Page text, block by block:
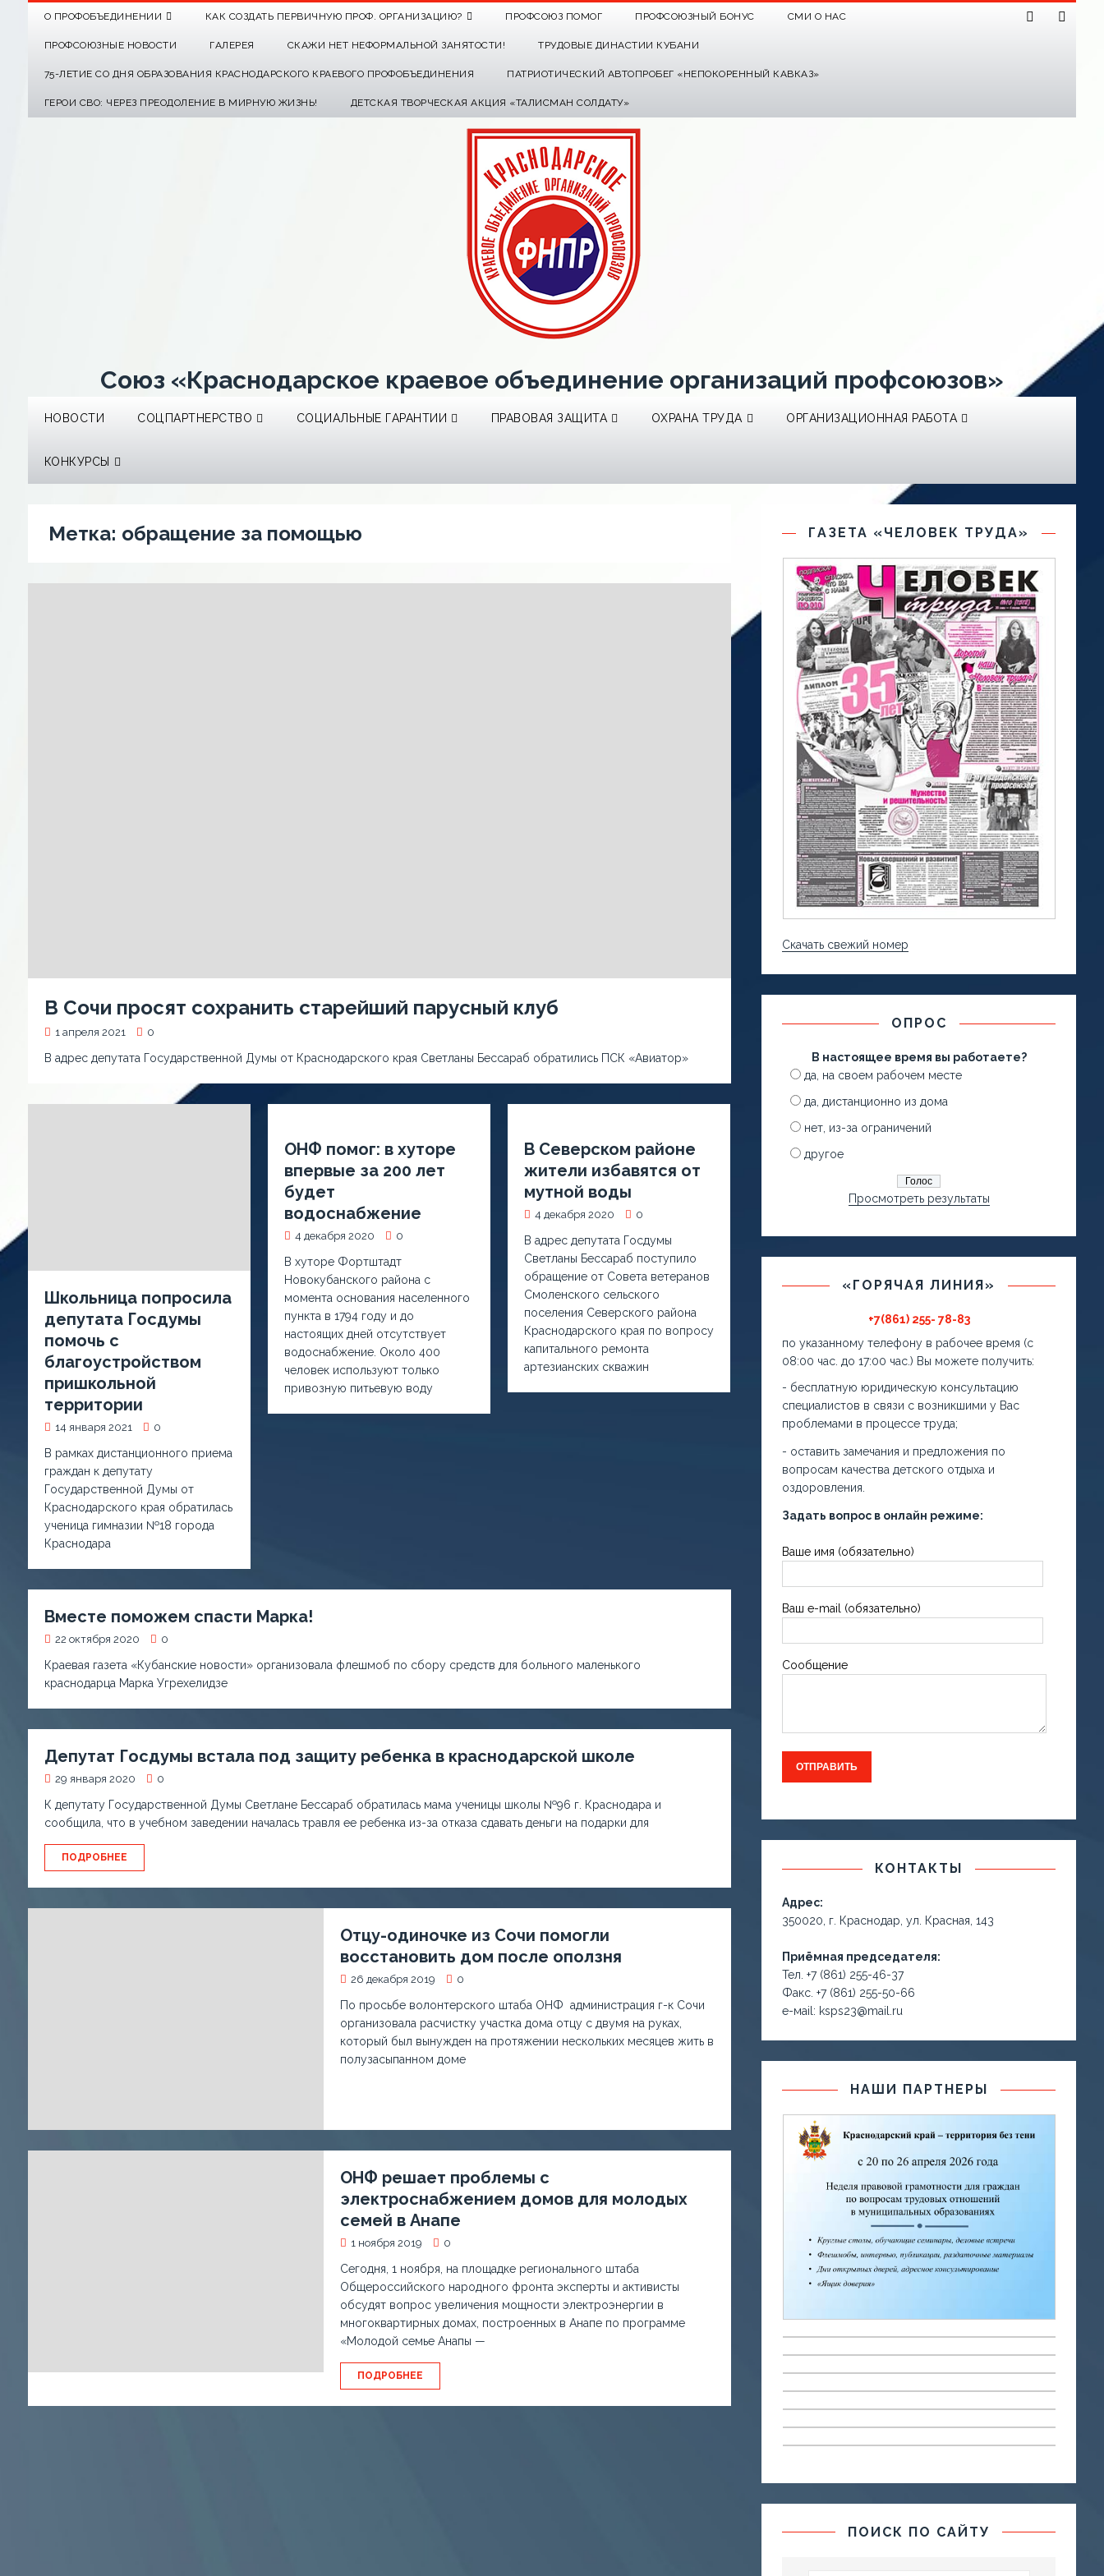
О ПРОФОБЪЕДИНЕНИИ КАК СОЗДАТЬ ПЕРВИЧНУЮ ПРОФ. ОРГАНИЗАЦИЮ? ПРОФСОЮЗ ПОМОГ ПРОФСОЮЗНЫЙ БОНУС СМИ О НАС
ПРОФСОЮЗНЫЕ НОВОСТИ ГАЛЕРЕЯ СКАЖИ НЕТ НЕФОРМАЛЬНОЙ ЗАНЯТОСТИ! ТРУДОВЫЕ ДИНАСТИИ КУБАНИ
75-ЛЕТИЕ СО ДНЯ ОБРАЗОВАНИЯ КРАСНОДАРСКОГО КРАЕВОГО ПРОФОБЪЕДИНЕНИЯ ПАТРИОТИЧЕСКИЙ АВТОПРОБЕГ «НЕПОКОРЕННЫЙ КАВКАЗ»
ГЕРОИ СВО: ЧЕРЕЗ ПРЕОДОЛЕНИЕ В МИРНУЮ ЖИЗНЬ! ДЕТСКАЯ ТВОРЧЕСКАЯ АКЦИЯ «ТАЛИСМАН СОЛДАТУ»
Союз «Краснодарское краевое объединение организаций профсоюзов»
НОВОСТИ СОЦПАРТНЕРСТВО СОЦИАЛЬНЫЕ ГАРАНТИИ ПРАВОВАЯ ЗАЩИТА ОХРАНА ТРУДА ОРГАНИЗАЦИОННАЯ РАБОТА
КОНКУРСЫ
Метка: обращение за помощью
В Сочи просят сохранить старейший парусный клуб
1 апреля 2021 0
В адрес депутата Государственной Думы от Краснодарского края Светланы Бессараб обратились ПСК «Авиатор»
Школьница попросила
депутата Госдумы
помочь с
благоустройством
пришкольной
территории
14 января 2021 0
В рамках дистанционного приема
граждан к депутату
Государственной Думы от
Краснодарского края обратилась
ученица гимназии №18 города
Краснодара
ОНФ помог: в хуторе
впервые за 200 лет
будет
водоснабжение
4 декабря 2020 0
В хуторе Фортштадт
Новокубанского района с
момента основания населенного
пункта в 1794 году и до
настоящих дней отсутствует
водоснабжение. Около 400
человек используют только
привозную питьевую воду
В Северском районе
жители избавятся от
мутной воды
4 декабря 2020 0
В адрес депутата Госдумы
Светланы Бессараб поступило
обращение от Совета ветеранов
Смоленского сельского
поселения Северского района
Краснодарского края по вопросу
капитального ремонта
артезианских скважин
Вместе поможем спасти Марка!
22 октября 2020 0
Краевая газета «Кубанские новости» организовала флешмоб по сбору средств для больного маленького
краснодарца Марка Угрехелидзе
Депутат Госдумы встала под защиту ребенка в краснодарской школе
29 января 2020 0
К депутату Государственной Думы Светлане Бессараб обратилась мама ученицы школы №96 г. Краснодара и
сообщила, что в учебном заведении началась травля ее ребенка из-за отказа сдавать деньги на подарки для
ПОДРОБНЕЕ
Отцу-одиночке из Сочи помогли
восстановить дом после оползня
26 декабря 2019 0
По просьбе волонтерского штаба ОНФ администрация г-к Сочи
организовала расчистку участка дома отцу с двумя на руках,
который был вынужден на протяжении нескольких месяцев жить в
полузасыпанном доме
ОНФ решает проблемы с
электроснабжением домов для молодых
семей в Анапе
1 ноября 2019 0
Сегодня, 1 ноября, на площадке регионального штаба
Общероссийского народного фронта эксперты и активисты
обсудят вопрос увеличения мощности электроэнергии в
многоквартирных домах, построенных в Анапе по программе
«Молодой семье Анапы —
ПОДРОБНЕЕ
ГАЗЕТА «ЧЕЛОВЕК ТРУДА»
Скачать свежий номер
ОПРОС
В настоящее время вы работаете?
да, на своем рабочем месте
да, дистанционно из дома
нет, из-за ограничений
другое
Просмотреть результаты
«ГОРЯЧАЯ ЛИНИЯ»
+7(861) 255- 78-83
по указанному телефону в рабочее время (с
08:00 час. до 17:00 час.) Вы можете получить:
- бесплатную юридическую консультацию
специалистов в связи с возникшими у Вас
проблемами в процессе труда;
- оставить замечания и предложения по
вопросам качества детского отдыха и
оздоровления.
Задать вопрос в онлайн режиме:
Ваше имя (обязательно)
Ваш e-mail (обязательно)
Сообщение
КОНТАКТЫ
Адрес:
350020, г. Краснодар, ул. Красная, 143
Приёмная председателя:
Тел. +7 (861) 255-46-37
Факс. +7 (861) 255-50-66
е-маil: ksps23@mail.ru
НАШИ ПАРТНЕРЫ
ПОИСК ПО САЙТУ